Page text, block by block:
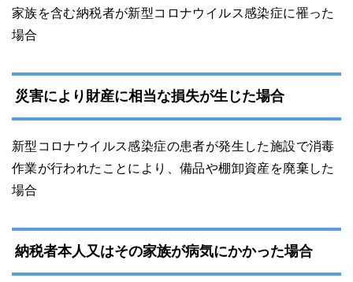
家族を含む納税者が新型コロナウイルス感染症に罹った
場合
災害により財産に相当な損失が生じた場合
新型コロナウイルス感染症の患者が発生した施設で消毒
作業が行われたことにより、備品や棚卸資産を廃棄した
場合
納税者本人又はその家族が病気にかかった場合